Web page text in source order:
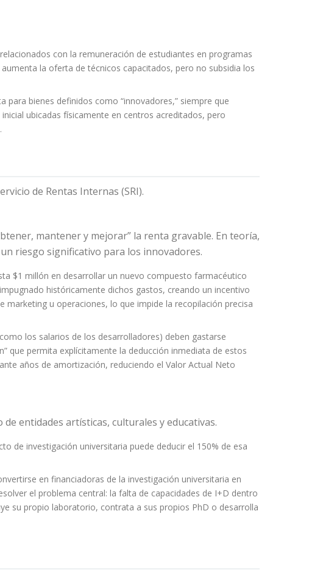
con la remuneración de estudiantes en programas
la oferta de técnicos capacitados, pero no subsidia los
bienes definidos como “innovadores,” siempre que
ubicadas físicamente en centros acreditados, pero
de Rentas Internas (SRI).
mantener y mejorar” la renta gravable. En teoría,
riesgo significativo para los innovadores.
$1 millón en desarrollar un nuevo compuesto farmacéutico
históricamente dichos gastos, creando un incentivo
u operaciones, lo que impide la recopilación precisa
los salarios de los desarrolladores) deben gastarse
que permita explícitamente la deducción inmediata de estos
años de amortización, reduciendo el Valor Actual Neto
entidades artísticas, culturales y educativas.
de investigación universitaria puede deducir el 150% de esa
en financiadoras de la investigación universitaria en
el problema central: la falta de capacidades de I+D dentro
su propio laboratorio, contrata a sus propios PhD o desarrolla